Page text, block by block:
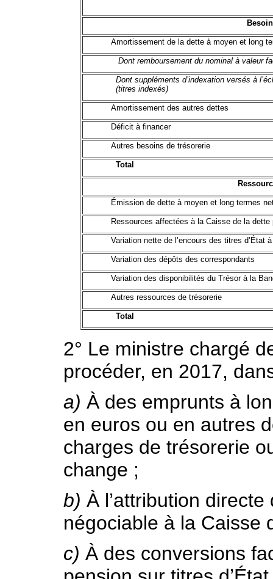
Amortissement de la dette à moyen et long
Dont remboursement du nominal à valeur
Dont suppléments d’indexation versés à
(titres indexés)
Amortissement des autres dettes
Déficit à financer
Autres besoins de trésorerie
Total
Émission de dette à moyen et long termes
Ressources affectées à la Caisse de la
Variation nette de l’encours des titres d’État
Variation des dépôts des correspondants
Variation des disponibilités du Trésor à la
Autres ressources de trésorerie
Total
2° Le ministre chargé
procéder, en 2017,
a) À des emprunts à
en euros ou en autres
charges de trésorerie
change ;
b) À l’attribution
négociable à la Caisse
c) À des conversions